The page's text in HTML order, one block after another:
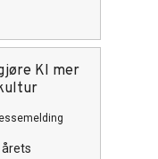
KI mer